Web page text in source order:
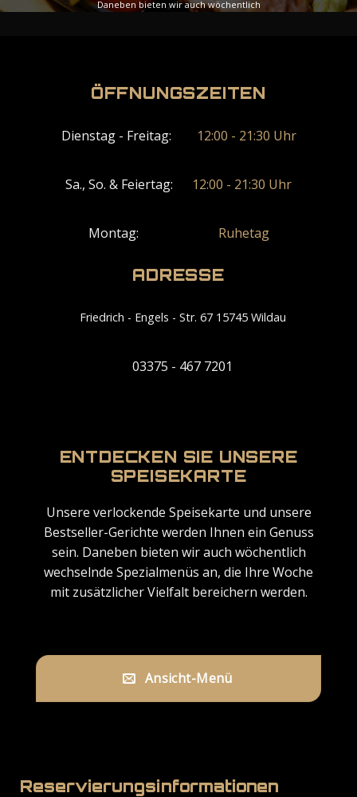
Daneben bieten wir auch wöchentlich
Ansicht-Menü
ÖFFNUNGSZEITEN
Dienstag - Freitag: 12:00 - 21:30 Uhr
Sa., So. & Feiertag: 12:00 - 21:30 Uhr
Montag: Ruhetag
ADRESSE
Friedrich - Engels - Str. 67 15745 Wildau
03375 - 467 7201
ENTDECKEN SIE UNSERE
SPEISEKARTE
Unsere verlockende Speisekarte und unsere
Bestseller-Gerichte werden Ihnen ein Genuss
sein. Daneben bieten wir auch wöchentlich
wechselnde Spezialmenüs an, die Ihre Woche
mit zusätzlicher Vielfalt bereichern werden.
Ansicht-Menü
Reservierungsinformationen